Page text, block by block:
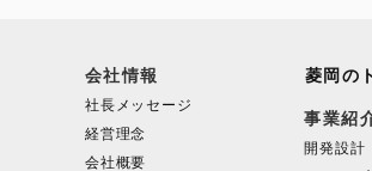
会社情報
社長メッセージ
経営理念
会社概要
菱岡の
事業紹
開発設計